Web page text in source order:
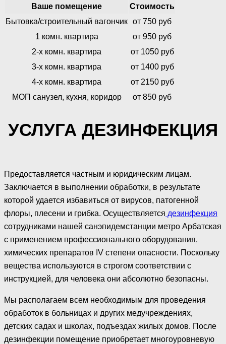
Ваше помещение
Стоимость
Бытовка/строительный вагончик от 750 руб
1 комн. квартира
от 950 руб
2-х комн. квартира
от 1050 руб
3-х комн. квартира
от 1400 руб
4-х комн. квартира
от 2150 руб
МОП санузел, кухня, коридор
от 850 руб
УСЛУГА ДЕЗИНФЕКЦИЯ
Предоставляется частным и юридическим лицам.
Заключается в выполнении обработки, в результате
которой удается избавиться от вирусов, патогенной
флоры, плесени и грибка. Осуществляется дезинфекция
сотрудниками нашей санэпидемстанции метро Арбатская
с применением профессионального оборудования,
химических препаратов IV степени опасности. Поскольку
вещества используются в строгом соответствии с
инструкцией, для человека они абсолютно безопасны.
Мы располагаем всем необходимым для проведения
обработок в больницах и других медучреждениях,
детских садах и школах, подъездах жилых домов. После
дезинфекции помещение приобретает многоуровневую